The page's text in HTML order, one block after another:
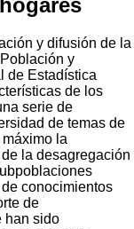
y difusión de la
y
de Estadística
de los
serie de
de temas de
la
la desagregación
conocimientos
de
han sido